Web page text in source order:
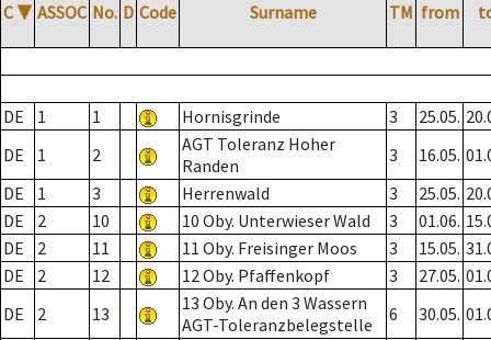
C ▼ ASSOC No. D Code Surname TM from
DE 1 1 Hornisgrinde 3 25.05.
DE
1 2
AGT Toleranz Hoher
Randen
3 16.05.
DE
1 3 Herrenwald 3 25.05.
DE
2 10 10 Oby. Unterwieser Wald 3 01.06.
DE
2 11 11 Oby. Freisinger Moos 3 15.05.
DE
2 12 12 Oby. Pfaffenkopf 3 27.05.
DE
2 13
13 Oby. An den 3 Wassern
AGT-Toleranzbelegstelle
6 30.05.